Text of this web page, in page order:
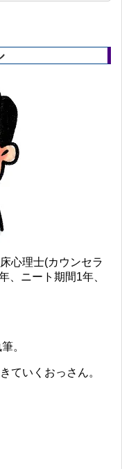
心理士(カウンセラ
、ニート期間1年、
。
ていくおっさん。